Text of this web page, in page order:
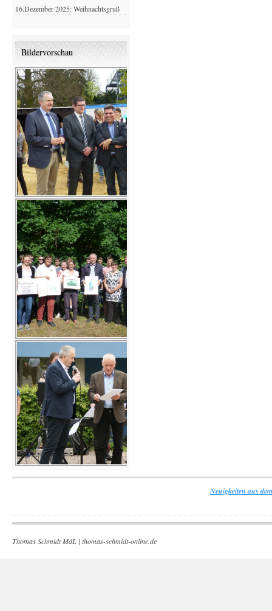
16.Dezember 2025: Weihnachtsgruß
Bildervorschau
Neuigkeiten aus
Thomas Schmidt MdL | thomas-schmidt-online.de